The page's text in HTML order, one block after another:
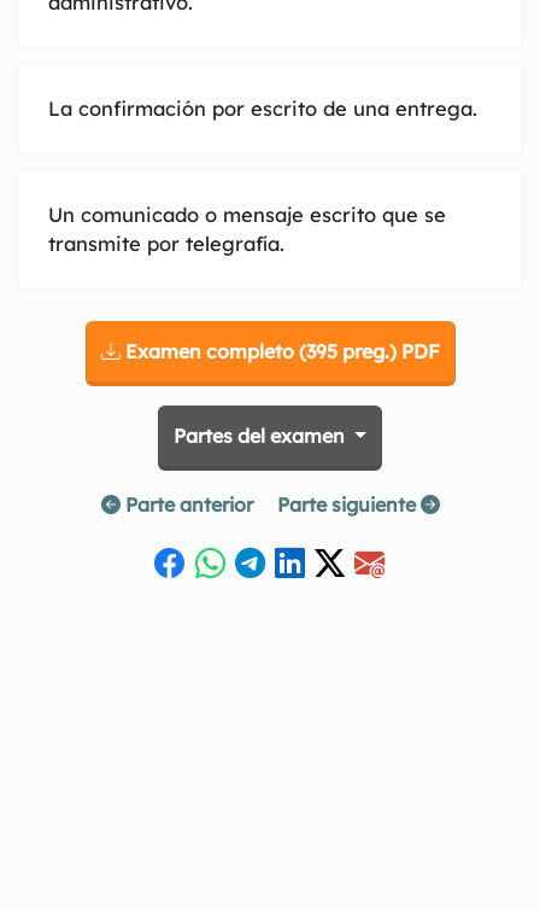
La confirmación por escrito de una entrega.
Un comunicado o mensaje escrito que se
transmite por telegrafía.
Examen completo (395 preg.) PDF
Partes del examen
Parte anterior Parte siguiente